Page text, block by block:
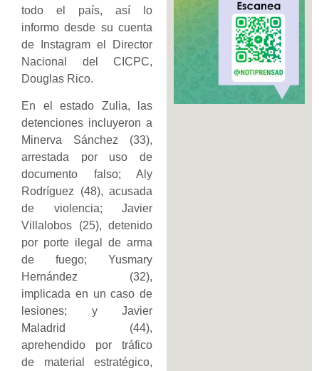
todo el país, así lo
informo desde su cuenta
de Instagram el Director
Nacional del CICPC,
Douglas Rico.
En el estado Zulia, las
detenciones incluyeron a
Minerva Sánchez (33),
arrestada por uso de
documento falso; Aly
Rodríguez (48), acusada
de violencia; Javier
Villalobos (25), detenido
por porte ilegal de arma
de fuego; Yusmary
Hernández (32),
implicada en un caso de
lesiones; y Javier
Maladrid (44),
aprehendido por tráfico
de material estratégico,